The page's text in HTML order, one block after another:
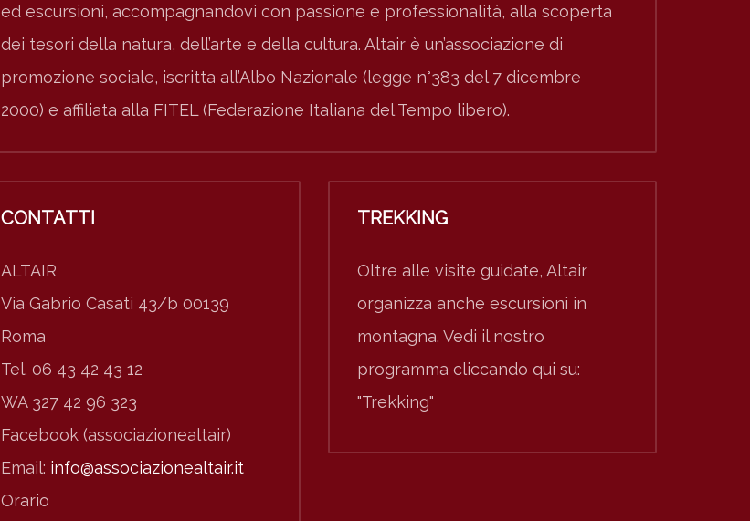
ed escursioni, accompagnandovi con passione e professionalità, alla scoperta
dei tesori della natura, dell’arte e della cultura. Altair è un’associazione di
promozione sociale, iscritta all’Albo Nazionale (legge n°383 del 7 dicembre
2000) e affiliata alla FITEL (Federazione Italiana del Tempo libero).
CONTATTI
ALTAIR
Via Gabrio Casati 43/b 00139
Roma
Tel. 06 43 42 43 12
WA 327 42 96 323
Facebook (associazionealtair)
Email: info@associazionealtair.it
Orario
TREKKING
Oltre alle visite guidate, Altair
organizza anche escursioni in
montagna. Vedi il nostro
programma cliccando qui su:
"Trekking"